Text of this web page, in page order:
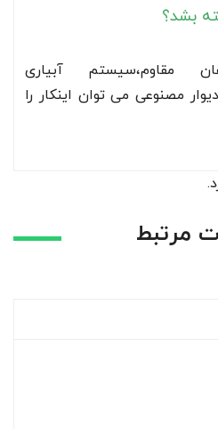
بشد؟
مقاوم،سیستم آبیاری
مصنوعی می توان اینکار را
مرتبط